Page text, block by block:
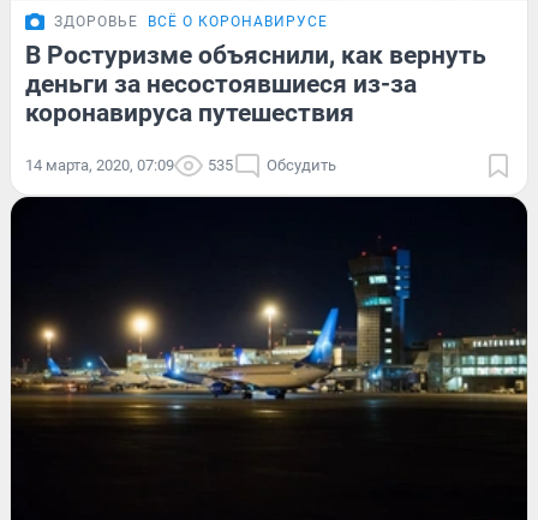
ЗДОРОВЬЕ ВСЁ О КОРОНАВИРУСЕ
В Ростуризме объяснили, как вернуть
деньги за несостоявшиеся из-за
коронавируса путешествия
14 марта, 2020, 07:09 535 Обсудить